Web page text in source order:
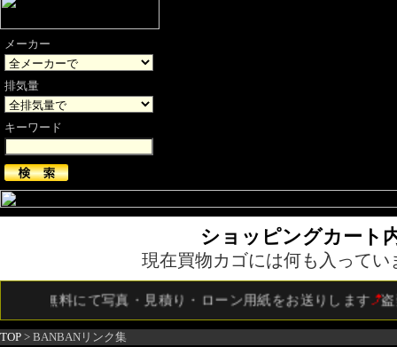
メーカー
排気量
キーワード
ショッピングカート
現在買物カゴには何も入ってい
！無料にて写真・見積り・ローン用紙をお送りします 盗
TOP > BANBANリンク集